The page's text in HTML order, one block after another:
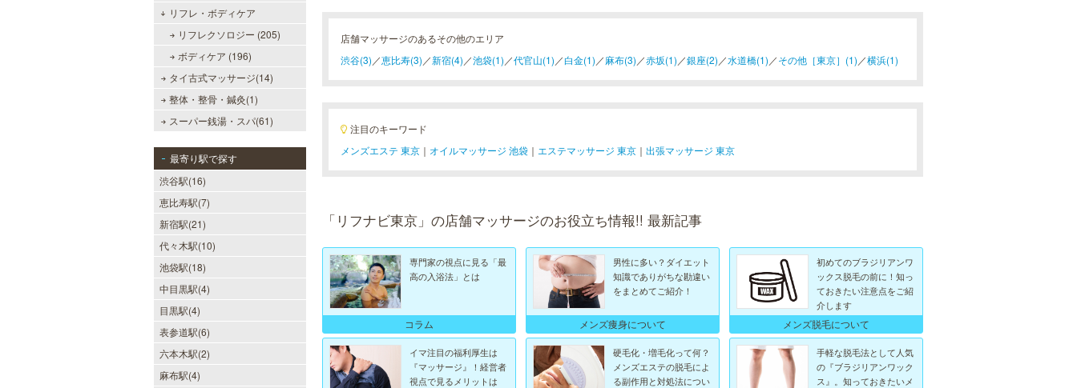
リフレ・ボディケア
リフレクソロジー (205)
ボディケア (196)
タイ古式マッサージ(14)
整体・整骨・鍼灸(1)
スーパー銭湯・スパ(61)
最寄り駅で探す
渋谷駅(16)
恵比寿駅(7)
新宿駅(21)
代々木駅(10)
池袋駅(18)
中目黒駅(4)
目黒駅(4)
表参道駅(6)
六本木駅(2)
麻布駅(4)
店舗マッサージのあるその他のエリア
渋谷(3) ／恵比寿(3) ／新宿(4) ／池袋(1) ／代官山(1) ／白金(1) ／麻布(3) ／赤坂(1) ／銀座(2) ／水道橋(1) ／その他［東京］(1) ／横浜(1)
注目のキーワード
メンズエステ 東京 ｜ オイルマッサージ 池袋 ｜ エステマッサージ 東京 ｜ 出張マッサージ 東京
「リフナビ東京」の店舗マッサージのお役立ち情報!! 最新記事
専門家の視点に見る「最
高の入浴法」とは
コラム
男性に多い？ダイエット
知識でありがちな勘違い
をまとめてご紹介！
メンズ痩身について
初めてのブラジリアンワ
ックス脱毛の前に！知っ
ておきたい注意点をご紹
介します
メンズ脱毛について
イマ注目の福利厚生は
『マッサージ』！経営者
視点で見るメリットは
硬毛化・増毛化って何？
メンズエステの脱毛によ
る副作用と対処法につい
手軽な脱毛法として人気
の『ブラジリアンワック
ス』。知っておきたいメ